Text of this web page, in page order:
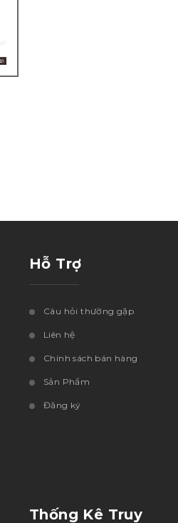
Hỗ Trợ
Câu hỏi thường gặp
Liên hệ
Chính sách bán hàng
Sản Phẩm
Đăng ký
Thống Kê Truy